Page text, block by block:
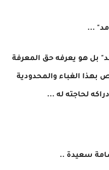
...
بل هو يعرفه حق المعرفة
بهذا الغباء والمحدودية
لحاجته له ...
سعيدة ..